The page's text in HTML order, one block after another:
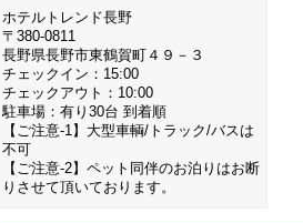
ホテルトレンド長野
〒380-0811
長野県長野市東鶴賀町４９－３
チェックイン：15:00
チェックアウト：10:00
駐車場：有り30台 到着順
【ご注意-1】大型車輌/トラック/バスは
不可
【ご注意-2】ペット同伴のお泊りはお断
りさせて頂いております。